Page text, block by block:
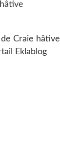
Craie hâtive
Eklablog